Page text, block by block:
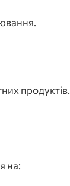
продуктів.
на: